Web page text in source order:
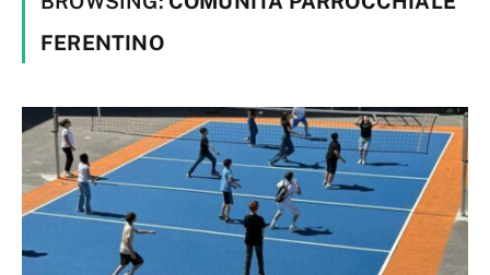
FERENTINO